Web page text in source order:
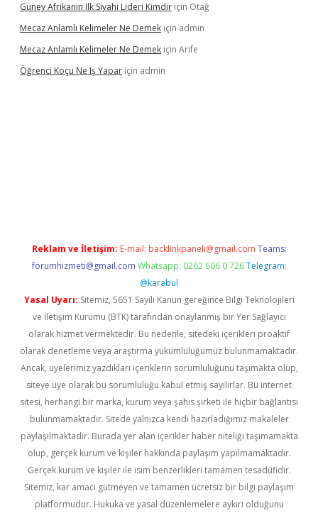
Güney Afrikanın Ilk Siyahi Lideri Kimdir için Otağ
Mecaz Anlamlı Kelimeler Ne Demek için admin
Mecaz Anlamlı Kelimeler Ne Demek için Arife
Öğrenci Koçu Ne Iş Yapar için admin
Reklam ve İletişim: E-mail: backlinkpaneli@gmail.com Teams:
forumhizmeti@gmail.com Whatsapp: 0262 606 0 726 Telegram:
@karabul
Yasal Uyarı: Sitemiz, 5651 Sayılı Kanun gereğince Bilgi Teknolojileri
ve İletişim Kurumu (BTK) tarafından onaylanmış bir Yer Sağlayıcı
olarak hizmet vermektedir. Bu nedenle, sitedeki içerikleri proaktif
olarak denetleme veya araştırma yükümlülüğümüz bulunmamaktadır.
Ancak, üyelerimiz yazdıkları içeriklerin sorumluluğunu taşımakta olup,
siteye üye olarak bu sorumluluğu kabul etmiş sayılırlar. Bu internet
sitesi, herhangi bir marka, kurum veya şahıs şirketi ile hiçbir bağlantısı
bulunmamaktadır. Sitede yalnızca kendi hazırladığımız makaleler
paylaşılmaktadır. Burada yer alan içerikler haber niteliği taşımamakta
olup, gerçek kurum ve kişiler hakkında paylaşım yapılmamaktadır.
Gerçek kurum ve kişiler ile isim benzerlikleri tamamen tesadüfidir.
Sitemiz, kar amacı gütmeyen ve tamamen ücretsiz bir bilgi paylaşım
platformudur. Hukuka ve yasal düzenlemelere aykırı olduğunu